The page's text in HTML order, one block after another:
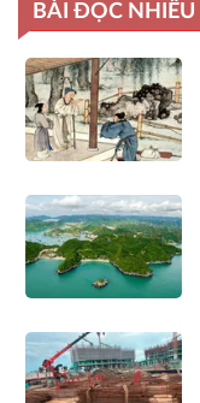
BÀI ĐỌC NHIỀU